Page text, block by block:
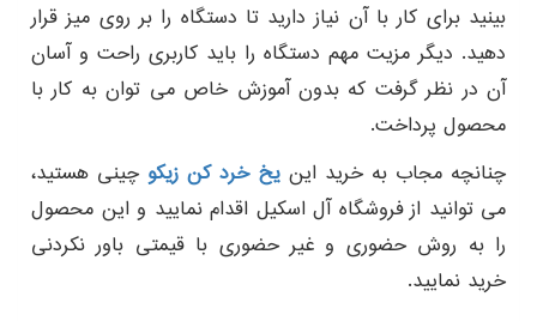
بینید برای کار با آن نیاز دارید تا دستگاه را بر روی میز قرار
دهید. دیگر مزیت مهم دستگاه را باید کاربری راحت و آسان
آن در نظر گرفت که بدون آموزش خاص می توان به کار با
محصول پرداخت.
چنانچه مجاب به خرید اینیخ خرد کن زیکوچینی هستید،
می توانید از فروشگاه آل اسکیل اقدام نمایید و این محصول
را به روش حضوری و غیر حضوری با قیمتی باور نکردنی
خرید نمایید.